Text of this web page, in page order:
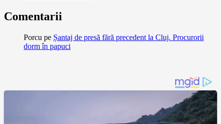
Comentarii
Porcu pe Șantaj de presă fără precedent la Cluj. Procurorii
dorm în papuci